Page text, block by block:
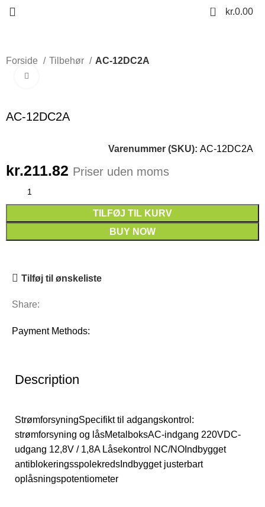
0 kr.0.00
Forside Tilbehør AC-12DC2A
AC-12DC2A
Varenummer (SKU): AC-12DC2A
kr.211.82 Priser uden moms
TILFØJ TIL KURV
BUY NOW
Tilføj til ønskeliste
Share:
Payment Methods:
Description
StrømforsyningSpecifikt til adgangskontrol:
strømforsyning og låsMetalboksAC-indgang 220VDC-
udgang 12,8V / 1,8A Låsekontrol NC/NOIndbygget
antiblokeringsspolekredsIndbygget justerbart
oplåsningspotentiometer